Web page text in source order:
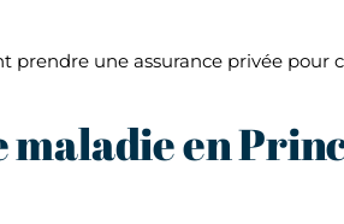
prendre une assurance privée pour
en